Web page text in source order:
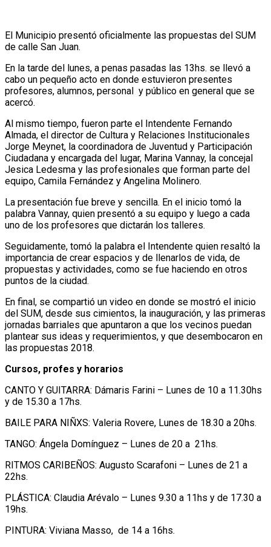
El Municipio presentó oficialmente las propuestas del SUM
de calle San Juan.
En la tarde del lunes, a penas pasadas las 13hs. se llevó a
cabo un pequeño acto en donde estuvieron presentes
profesores, alumnos, personal y público en general que se
acercó.
Al mismo tiempo, fueron parte el Intendente Fernando
Almada, el director de Cultura y Relaciones Institucionales
Jorge Meynet, la coordinadora de Juventud y Participación
Ciudadana y encargada del lugar, Marina Vannay, la concejal
Jesica Ledesma y las profesionales que forman parte del
equipo, Camila Fernández y Angelina Molinero.
La presentación fue breve y sencilla. En el inicio tomó la
palabra Vannay, quien presentó a su equipo y luego a cada
uno de los profesores que dictarán los talleres.
Seguidamente, tomó la palabra el Intendente quien resaltó la
importancia de crear espacios y de llenarlos de vida, de
propuestas y actividades, como se fue haciendo en otros
puntos de la ciudad.
En final, se compartió un video en donde se mostró el inicio
del SUM, desde sus cimientos, la inauguración, y las primeras
jornadas barriales que apuntaron a que los vecinos puedan
plantear sus ideas y requerimientos, y que desembocaron en
las propuestas 2018.
Cursos, profes y horarios
CANTO Y GUITARRA: Dámaris Farini – Lunes de 10 a 11.30hs
y de 15.30 a 17hs.
BAILE PARA NIÑXS: Valeria Rovere, Lunes de 18.30 a 20hs.
TANGO: Ángela Domínguez – Lunes de 20 a 21hs.
RITMOS CARIBEÑOS: Augusto Scarafoni – Lunes de 21 a
22hs.
PLÁSTICA: Claudia Arévalo – Lunes 9.30 a 11hs y de 17.30 a
19hs.
PINTURA: Viviana Masso, de 14 a 16hs.